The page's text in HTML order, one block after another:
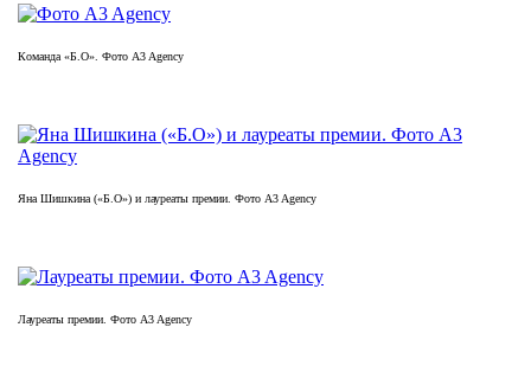
Команда «Б.О». Фото A3 Agency
Яна Шишкина («Б.О») и лауреаты премии. Фото A3 Agency
Лауреаты премии. Фото A3 Agency